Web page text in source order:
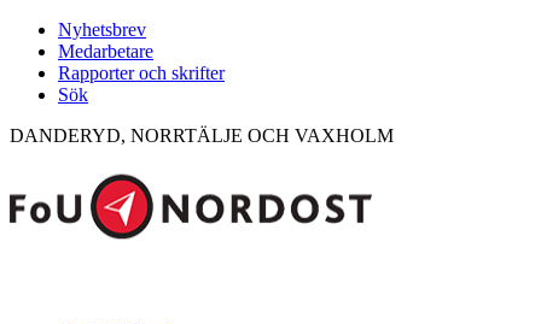
Nyhetsbrev
Medarbetare
Rapporter och skrifter
Sök
DANDERYD, NORRTÄLJE OCH VAXHOLM